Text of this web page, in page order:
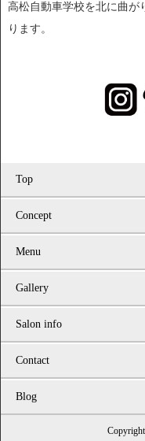
高松自動車学校を北に曲が
ります。
Top
Concept
Menu
Gallery
Salon info
Contact
Blog